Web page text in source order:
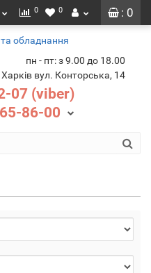
: 0
0 0
пн - пт: з 9.00 до 18.00
вул. Конторська, 14
07 (viber)
86-00